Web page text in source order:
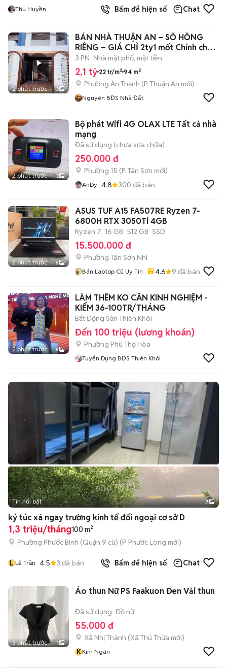
Thu Huyền Bấm để hiện số Chat
2 phút trước 3
BÁN NHÀ THUẬN AN – SỔ HỒNG
RIÊNG – GIÁ CHỈ 2ty1 mốt Chính chủ
cần bán
3 PN Nhà mặt phố, mặt tiền
2,1 tỷ 22 tr/m² 94 m²
Phường An Thạnh (P. Thuận An mới)
Nguyên BĐS Nhà Đất
2 phút trước 3
Bộ phát Wifi 4G OLAX LTE Tất cả nhà
mạng
Đã sử dụng (chưa sửa chữa)
250.000 đ
Phường 15 (P. Tân Sơn mới)
AnDy 4.8 300 đã bán
2 phút trước 6
ASUS TUF A15 FA507RE Ryzen 7-
6800H RTX 3050Ti 4GB
Ryzen 7 16 GB 512 GB SSD
15.500.000 đ
Phường Tân Sơn Nhì
Bán Laptop Cũ Uy Tín 4.6 9 đã bán
2 phút trước 6
LÀM THÊM KO CẦN KINH NGHIỆM -
KIẾM 36-100TR/THÁNG
Bất Động Sản Thiên Khôi
Đến 100 triệu (lương khoán)
Phường Phú Thọ Hòa
Tuyển Dụng BĐS Thiên Khôi
+2
Tin nổi bật 7
ký túc xá ngay trường kinh tế đối ngoại cơ sở D
1,3 triệu/tháng100 m²
Phường Phước Bình (Quận 9 cũ) (P. Phước Long mới)
L Lệ Trần 4.5 3 đã bán Bấm để hiện số Chat
3 phút trước 1
Áo thun Nữ PS Faakuon Đen Vải thun
Đã sử dụng Đồ nữ
55.000 đ
Xã Nhị Thành (Xã Thủ Thừa mới)
KKim Ngân